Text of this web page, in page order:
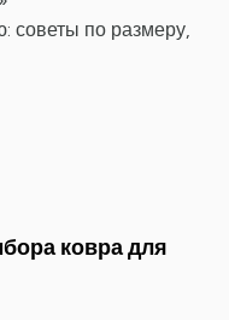
советы по размеру,
ковра для